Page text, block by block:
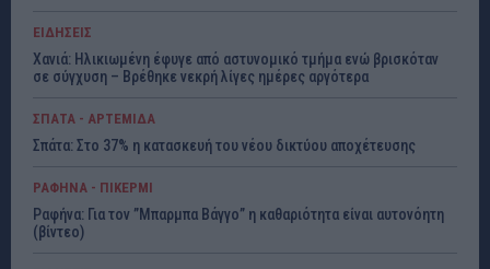
ΕΙΔΗΣΕΙΣ
Χανιά: Ηλικιωμένη έφυγε από αστυνομικό τμήμα ενώ βρισκόταν
σε σύγχυση – Βρέθηκε νεκρή λίγες ημέρες αργότερα
ΣΠΑΤΑ - ΑΡΤΕΜΙΔΑ
Σπάτα: Στο 37% η κατασκευή του νέου δικτύου αποχέτευσης
ΡΑΦΗΝΑ - ΠΙΚΕΡΜΙ
Ραφήνα: Για τον ”Μπαρμπα Βάγγο” η καθαριότητα είναι αυτονόητη
(βίντεο)